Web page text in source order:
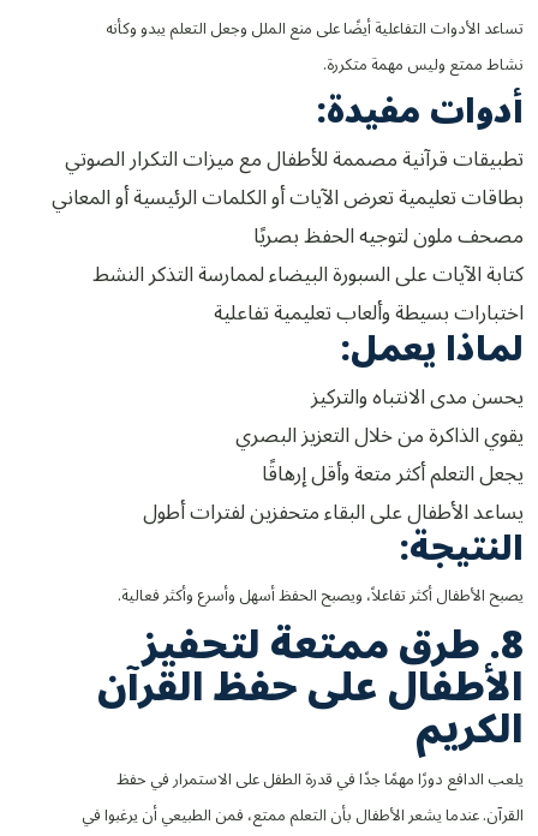
تساعد الأدوات التفاعلية أيضًا على منع الملل وجعل التعلم يبدو وكأنه
نشاط ممتع وليس مهمة متكررة.
أدوات مفيدة:
تطبيقات قرآنية مصممة للأطفال مع ميزات التكرار الصوتي
بطاقات تعليمية تعرض الآيات أو الكلمات الرئيسية أو المعاني
مصحف ملون لتوجيه الحفظ بصريًا
كتابة الآيات على السبورة البيضاء لممارسة التذكر النشط
اختبارات بسيطة وألعاب تعليمية تفاعلية
لماذا يعمل:
يحسن مدى الانتباه والتركيز
يقوي الذاكرة من خلال التعزيز البصري
يجعل التعلم أكثر متعة وأقل إرهاقًا
يساعد الأطفال على البقاء متحفزين لفترات أطول
النتيجة:
يصبح الأطفال أكثر تفاعلاً، ويصبح الحفظ أسهل وأسرع وأكثر فعالية.
8. طرق ممتعة لتحفيز
الأطفال على حفظ القرآن
الكريم
يلعب الدافع دورًا مهمًا جدًا في قدرة الطفل على الاستمرار في حفظ
القرآن. عندما يشعر الأطفال بأن التعلم ممتع، فمن الطبيعي أن يرغبوا في